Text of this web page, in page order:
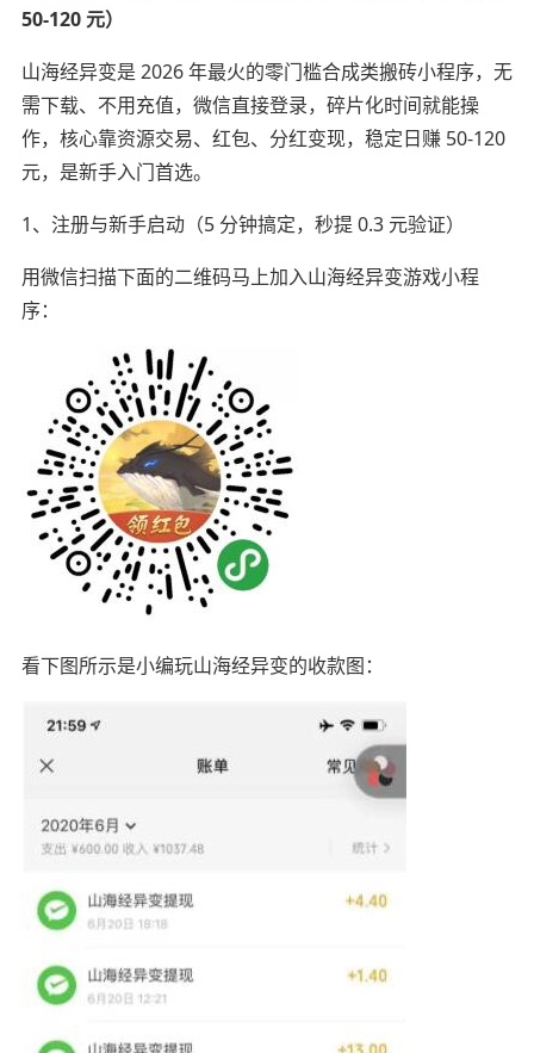
50-120 元）
山海经异变是 2026 年最火的零门槛合成类搬砖小程序，无
需下载、不用充值，微信直接登录，碎片化时间就能操
作，核心靠资源交易、红包、分红变现，稳定日赚 50-120
元，是新手入门首选。
1、注册与新手启动（5 分钟搞定，秒提 0.3 元验证）
用微信扫描下面的二维码马上加入山海经异变游戏小程
序：
看下图所示是小编玩山海经异变的收款图：